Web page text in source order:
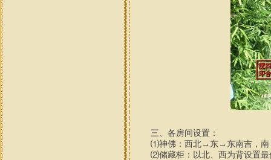
三、各房间设置：
⑴神佛：西北→东→东南吉，南→
⑵储藏柜：以北、西为背设置最